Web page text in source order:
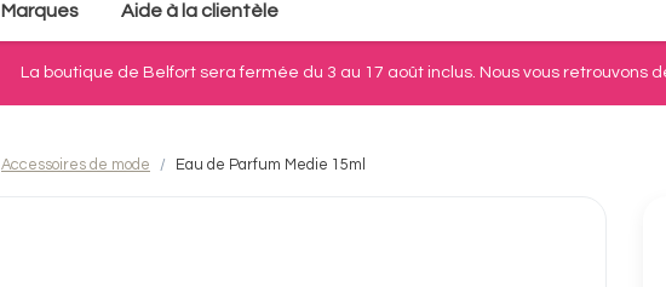
Marques Aide à la clientèle
La boutique de Belfort sera fermée du 3 au 17 août inclus. Nous vous retrouvons
Accessoires de mode Eau de Parfum Medie 15ml